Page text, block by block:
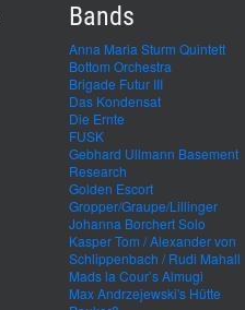
Bands
Anna Maria Sturm Quintett
Bottom Orchestra
Brigade Futur III
Das Kondensat
Die Ernte
FUSK
Gebhard Ullmann Basement
Research
Golden Escort
Gropper/Graupe/Lillinger
Johanna Borchert Solo
Kasper Tom / Alexander von
Schlippenbach / Rudi Mahall
Mads la Cour’s Almugi
Max Andrzejewski's Hütte